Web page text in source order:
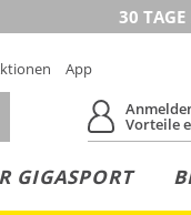
30 TAGE
App
Vorteile
GIGASPORT